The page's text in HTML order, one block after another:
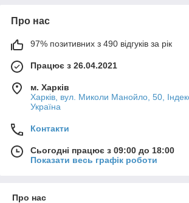
Про нас
97% позитивних з 490 відгуків за рік
Працює з 26.04.2021
м. Харків
Харків, вул. Миколи Манойло, 50,
Україна
Контакти
Сьогодні працює з 09:00 до 18:00
Показати весь графік роботи
Про нас